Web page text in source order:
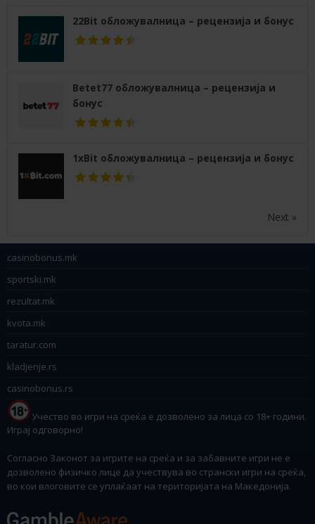
22Bit обложувалница – рецензија и бонус
Betet77 обложувалница – рецензија и
бонус
1xBit обложувалница – рецензија и бонус
Next »
casinobonus.mk
sportski.mk
rezultat.mk
kvota.mk
taratur.com
kladjenje.rs
casinobonus.rs
Учество во игри на среќа е дозволено за лица со 18+ години.
Играј одговорно!
Согласно Законот за игрите на среќа и за забавните игри не е
дозволено физичко лице да учествува во странски игри на среќа,
во кои влоговите се уплаќаат на територијата на Македонија.